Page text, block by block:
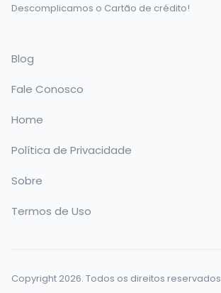
Descomplicamos o Cartão de crédito!
Blog
Fale Conosco
Home
Política de Privacidade
Sobre
Termos de Uso
Copyright 2026. Todos os direitos reservados